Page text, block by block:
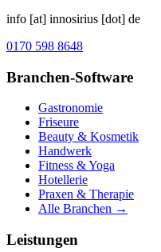
info [at] innosirius [dot] de
0170 598 8648
Branchen-Software
Gastronomie
Friseure
Beauty & Kosmetik
Handwerk
Fitness & Yoga
Hotellerie
Praxen & Therapie
Alle Branchen →
Leistungen